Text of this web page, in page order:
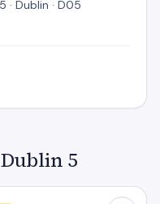
· Dublin · D05
5